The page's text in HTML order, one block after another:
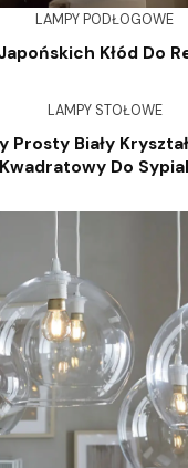
LAMPY PODŁOGOWE
Kłód Do
LAMPY STOŁOWE
Prosty Biały
Kwadratowy Do